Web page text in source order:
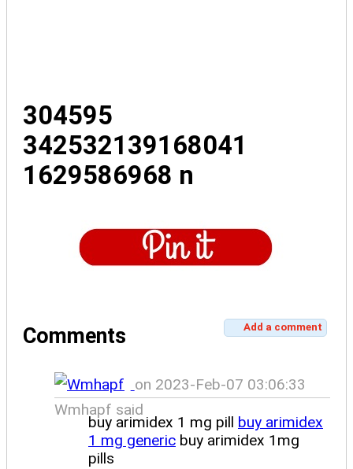
304595
342532139168041
1629586968 n
Comments Add a comment
on 2023-Feb-07 03:06:33
Wmhapf said
buy arimidex 1 mg pill buy arimidex
1 mg generic buy arimidex 1mg
pills